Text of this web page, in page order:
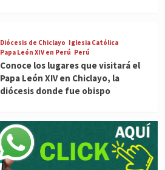
Diócesis de Chiclayo Iglesia Católica
Papa León XIV en Perú Perú
Conoce los lugares que visitará el
Papa León XIV en Chiclayo, la
diócesis donde fue obispo